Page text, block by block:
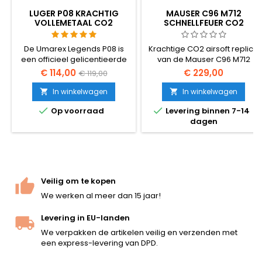
LUGER P08 KRACHTIG
VOLLEMETAAL CO2
AIRSOFT PISTOOL -
UMAREX LEGENDS
De Umarex Legends P08 is
een officieel gelicentieerde
replica van het meest
iconische pistool van de
Tweede Wereldoorlog.
Volledig van metaal, 818 g
zwaar, 216 mm lang,
een metalen magazijn dat
veiligheidsgrendel werkt
precies als het origineel.
Minder dan 2,0 joule —...
€ 114,00 € 119,00
 In winkelwagen
 Op voorraad
MAUSER C96 M712
SCHNELLFEUER CO2
LUCHTSOFTPISTOOL -
SELECT-FIRE DUITSE
BEZEMSTEEL
Krachtige CO2 airsoft replica
van de Mauser C96 M712
Schnellfeuer - het
legendarische Duitse
bezemsteelpistool in de
select-fire variant uit 1932.
Zware volledig metalen
constructie, semi +
volautomatisch vuur, ~420
€ 229,00
 In winkelwagen
 Levering binnen 7-14
dagen
Veilig om te kopen
We werken al meer dan 15 jaar!
Levering in EU-landen
We verpakken de artikelen veilig en verzenden met
een express-levering van DPD.